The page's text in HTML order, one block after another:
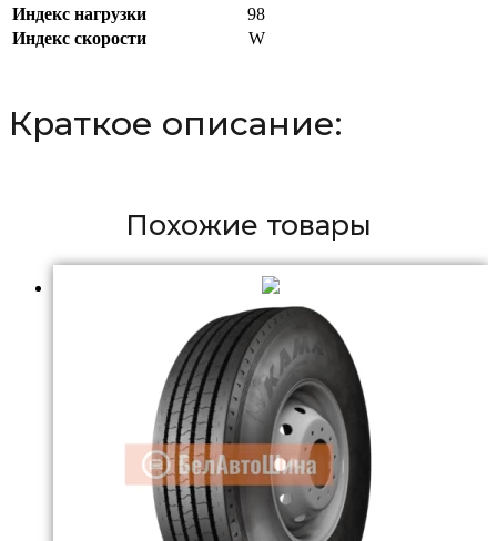
Индекс нагрузки
98
Индекс скорости
W
Краткое описание:
Похожие товары